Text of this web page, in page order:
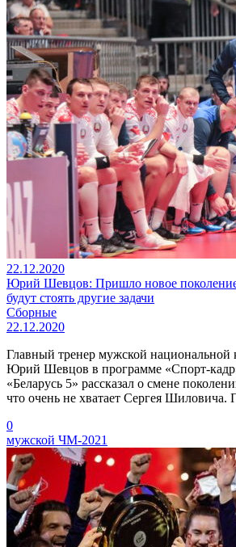
22.12.2020
Юрий Шевцов: Пришло новое
будут стоять другие задачи
Сборные
22.12.2020
Главный тренер мужской национальной
Юрий Шевцов в программе «Спорт-
«Беларусь 5» рассказал о смене
что очень не хватает Сергея Шиловича.
0
мужской ЧМ-2021